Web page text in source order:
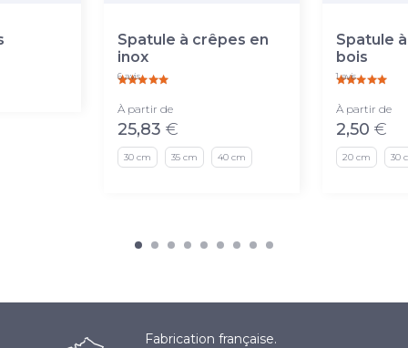
Spatule à crêpes en
inox
6 avis
À partir de
25,83 €
30 cm 35 cm 40 cm
Spatule
bois
1 avis
À partir de
2,50 €
20 cm 30
Fabrication française.